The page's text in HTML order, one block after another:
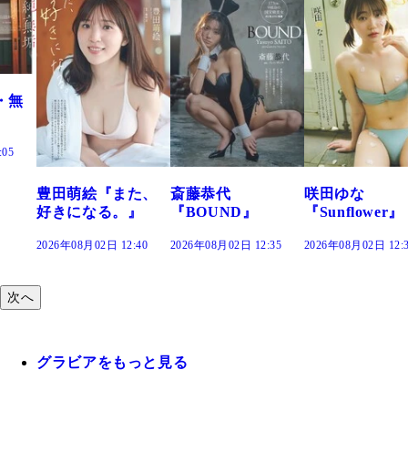
斎藤恭代
『BOUND』
2026年08月02日 12:35
咲田ゆな
『Sunflower』
2026年08月02日 12:30
藤水咲桜『花
だまり』
2026年08月02日
次へ
グラビアをもっと見る